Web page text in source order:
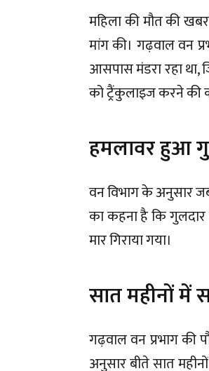
महिला की मौत की
मांग की। गढ़वाल वन
आसपास मंडरा रहा
को ट्रैंकुलाइज करने की
हमलावर हुआ
वन विभाग के अनुसार
का कहना है कि गुलदार
मार गिराया गया।
सात महीनों में
गढ़वाल वन प्रभाग की
अनुसार बीते सात